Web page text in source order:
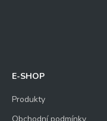
E-SHOP
Produkty
Obchodní podmínky